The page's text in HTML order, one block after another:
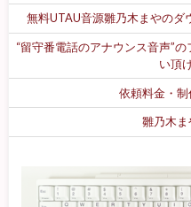
無料UTAU音源雛乃木まやのダ
“留守番電話のアナウンス音声”
い頂
依頼料金・
雛乃木